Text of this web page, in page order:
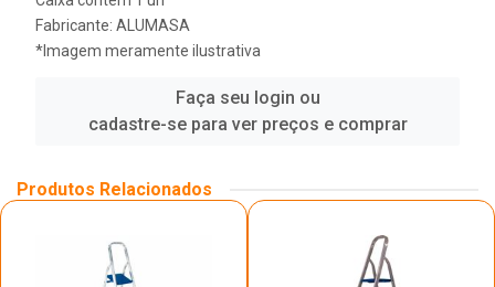
Fabricante: ALUMASA
*Imagem meramente ilustrativa
Faça seu login ou
cadastre-se para ver preços e comprar
Produtos Relacionados